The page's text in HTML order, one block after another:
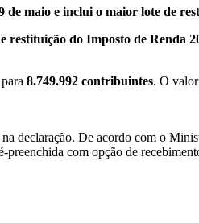
maio e inclui o maior lote de
restituição do Imposto de Renda
8.749.992 contribuintes. O valor
declaração. De acordo com o
preenchida com opção de